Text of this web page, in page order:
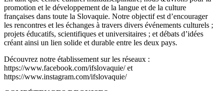
promotion et le développement de la langue et de la culture
françaises dans toute la Slovaquie. Notre objectif est d’encourager
les rencontres et les échanges à travers divers événements culturels ;
projets éducatifs, scientifiques et universitaires ; et débats d’idées
créant ainsi un lien solide et durable entre les deux pays.
Découvrez notre établissement sur les réseaux :
https://www.facebook.com/ifslovaquie/ et
https://www.instagram.com/ifslovaquie/